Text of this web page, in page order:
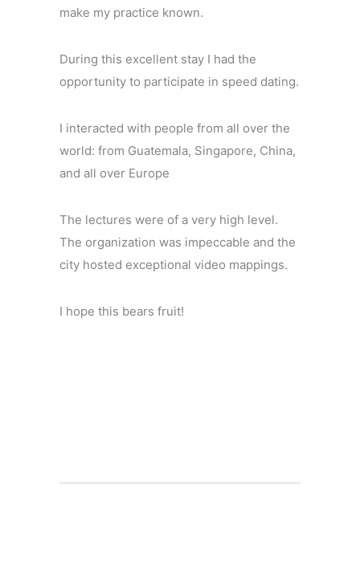
make my practice known.
During this excellent stay I had the
opportunity to participate in speed dating.
I interacted with people from all over the
world: from Guatemala, Singapore, China,
and all over Europe
The lectures were of a very high level.
The organization was impeccable and the
city hosted exceptional video mappings.
I hope this bears fruit!